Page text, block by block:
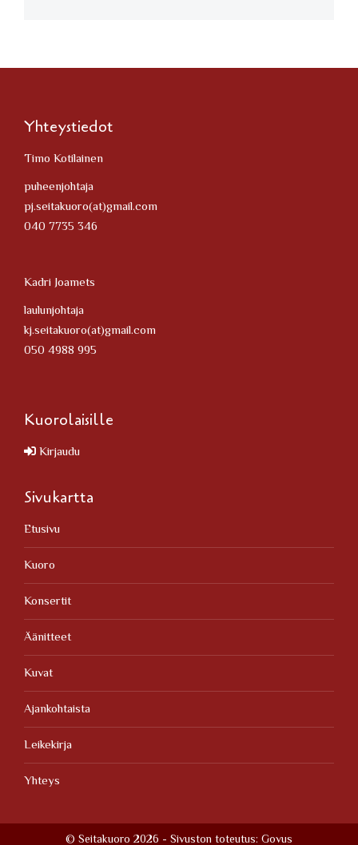
Yhteystiedot
Timo Kotilainen
puheenjohtaja
pj.seitakuoro(at)gmail.com
040 7735 346
Kadri Joamets
laulunjohtaja
kj.seitakuoro(at)gmail.com
050 4988 995
Kuorolaisille
Kirjaudu
Sivukartta
Etusivu
Kuoro
Konsertit
Äänitteet
Kuvat
Ajankohtaista
Leikekirja
Yhteys
© Seitakuoro 2026 - Sivuston toteutus: Govus